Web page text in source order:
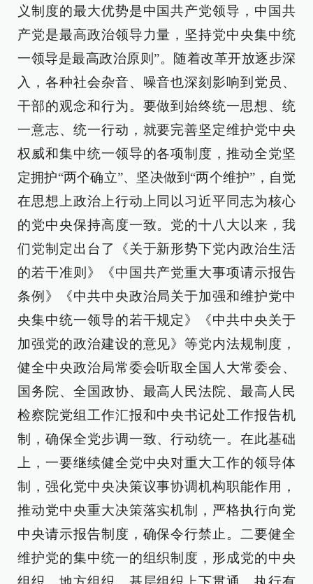
义制度的最大优势是中国共产党领导，中国共
产党是最高政治领导力量，坚持党中央集中统
一领导是最高政治原则”。随着改革开放逐步深
入，各种社会杂音、噪音也深刻影响到党员、
干部的观念和行为。要做到始终统一思想、统
一意志、统一行动，就要完善坚定维护党中央
权威和集中统一领导的各项制度，推动全党坚
定拥护“两个确立”、坚决做到“两个维护”，自觉
在思想上政治上行动上同以习近平同志为核心
的党中央保持高度一致。党的十八大以来，我
们党制定出台了《关于新形势下党内政治生活
的若干准则》《中国共产党重大事项请示报告
条例》《中共中央政治局关于加强和维护党中
央集中统一领导的若干规定》《中共中央关于
加强党的政治建设的意见》等党内法规制度，
健全中央政治局常委会听取全国人大常委会、
国务院、全国政协、最高人民法院、最高人民
检察院党组工作汇报和中央书记处工作报告机
制，确保全党步调一致、行动统一。在此基础
上，一要继续健全党中央对重大工作的领导体
制，强化党中央决策议事协调机构职能作用，
推动党中央重大决策落实机制，严格执行向党
中央请示报告制度，确保令行禁止。二要健全
维护党的集中统一的组织制度，形成党的中央